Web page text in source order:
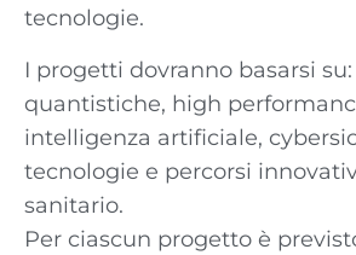
tecnologie.
I progetti dovranno basarsi
quantistiche, high
intelligenza artificiale,
tecnologie e percorsi
sanitario.
Per ciascun progetto è